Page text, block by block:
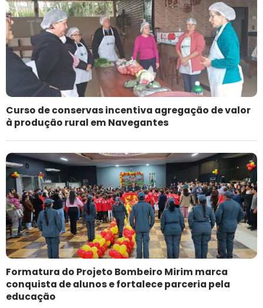
Curso de conservas incentiva agregação de valor
à produção rural em Navegantes
Formatura do Projeto Bombeiro Mirim marca
conquista de alunos e fortalece parceria pela
educação